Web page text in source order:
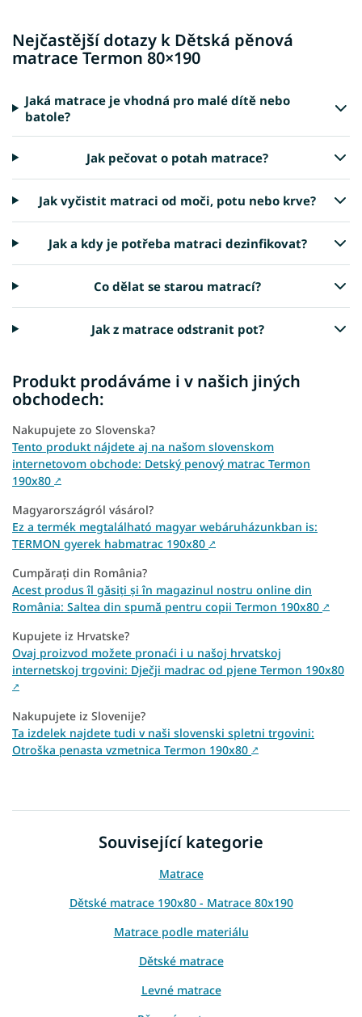
Nejčastější dotazy k Dětská pěnová
matrace Termon 80×190
Jaká matrace je vhodná pro malé dítě nebo
batole?
Jak pečovat o potah matrace?
Jak vyčistit matraci od moči, potu nebo krve?
Jak a kdy je potřeba matraci dezinfikovat?
Co dělat se starou matrací?
Jak z matrace odstranit pot?
Produkt prodáváme i v našich jiných
obchodech:
Nakupujete zo Slovenska?
Tento produkt nájdete aj na našom slovenskom
internetovom obchode: Detský penový matrac Termon
190x80 ↗
Magyarországról vásárol?
Ez a termék megtalálható magyar webáruházunkban is:
TERMON gyerek habmatrac 190x80 ↗
Cumpărați din România?
Acest produs îl găsiți și în magazinul nostru online din
România: Saltea din spumă pentru copii Termon 190x80 ↗
Kupujete iz Hrvatske?
Ovaj proizvod možete pronaći i u našoj hrvatskoj
internetskoj trgovini: Dječji madrac od pjene Termon 190x80
↗
Nakupujete iz Slovenije?
Ta izdelek najdete tudi v naši slovenski spletni trgovini:
Otroška penasta vzmetnica Termon 190x80 ↗
Související kategorie
Matrace
Dětské matrace 190x80 - Matrace 80x190
Matrace podle materiálu
Dětské matrace
Levné matrace